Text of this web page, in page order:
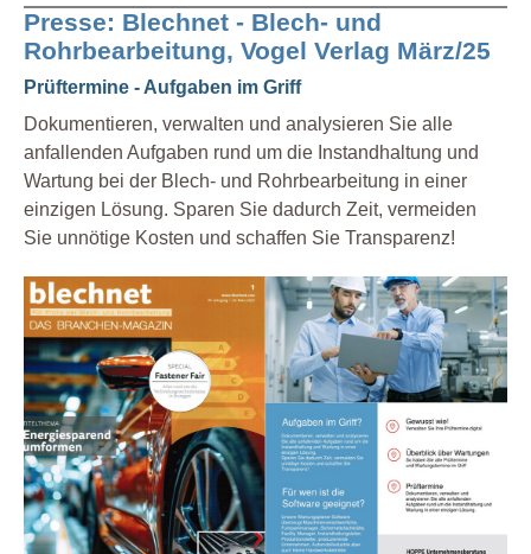
Presse: Blechnet - Blech- und
Rohrbearbeitung, Vogel Verlag März/25
Prüftermine - Aufgaben im Griff
Dokumentieren, verwalten und analysieren Sie alle
anfallenden Aufgaben rund um die Instandhaltung und
Wartung bei der Blech- und Rohrbearbeitung in einer
einzigen Lösung. Sparen Sie dadurch Zeit, vermeiden
Sie unnötige Kosten und schaffen Sie Transparenz!